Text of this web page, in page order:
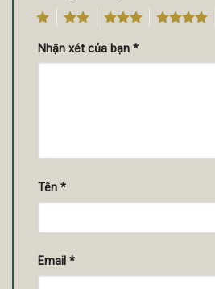
4
Nhận xét của bạn *
Tên *
Email *